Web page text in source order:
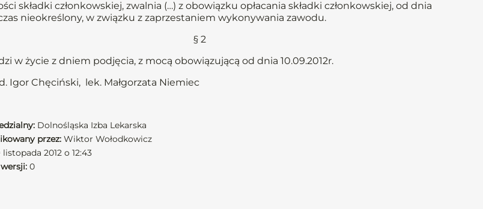
składki członkowskiej, zwalnia (…) z obowiązku opłacania składki członkowskiej, od dnia
czas nieokreślony, w związku z zaprzestaniem wykonywania zawodu.
§ 2
w życie z dniem podjęcia, z mocą obowiązującą od dnia 10.09.2012r.
Igor Chęciński, lek. Małgorzata Niemiec
Dolnośląska Izba Lekarska
przez: Wiktor Wołodkowicz
listopada 2012 o 12:43
0